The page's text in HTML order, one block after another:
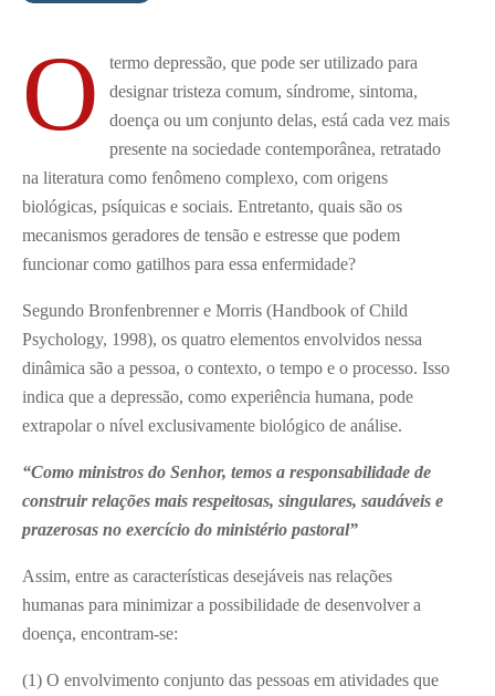
O
termo depressão, que pode ser utilizado para
designar tristeza comum, síndrome, sintoma,
doença ou um conjunto delas, está cada vez mais
presente na sociedade contemporânea, retratado
na literatura como fenômeno complexo, com origens
biológicas, psíquicas e sociais. Entretanto, quais são os
mecanismos geradores de tensão e estresse que podem
funcionar como gatilhos para essa enfermidade?
Segundo Bronfenbrenner e Morris (Handbook of Child
Psychology, 1998), os quatro elementos envolvidos nessa
dinâmica são a pessoa, o contexto, o tempo e o processo. Isso
indica que a depressão, como experiência humana, pode
extrapolar o nível exclusivamente biológico de análise.
“Como ministros do Senhor, temos a responsabilidade de
construir relações mais respeitosas, singulares, saudáveis e
prazerosas no exercício do ministério pastoral”
Assim, entre as características desejáveis nas relações
humanas para minimizar a possibilidade de desenvolver a
doença, encontram-se:
(1) O envolvimento conjunto das pessoas em atividades que